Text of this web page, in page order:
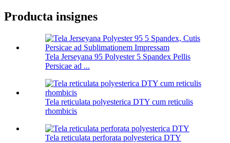
Producta insignes
Tela Jerseyana 95 Polyester 5 Spandex Pellis
Persicae ad ...
Tela reticulata polyesterica DTY cum reticulis
rhombicis
Tela reticulata perforata polyesterica DTY